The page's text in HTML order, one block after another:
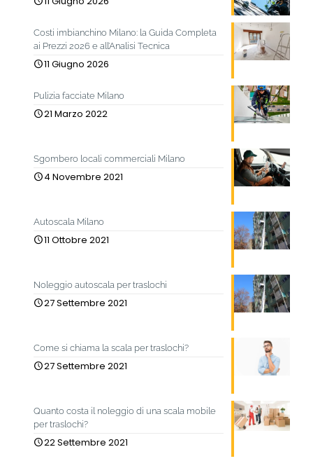
Costi imbianchino Milano: la Guida Completa
ai Prezzi 2026 e all’Analisi Tecnica
11 Giugno 2026
Pulizia facciate Milano
21 Marzo 2022
Sgombero locali commerciali Milano
4 Novembre 2021
Autoscala Milano
11 Ottobre 2021
Noleggio autoscala per traslochi
27 Settembre 2021
Come si chiama la scala per traslochi?
27 Settembre 2021
Quanto costa il noleggio di una scala mobile
per traslochi?
22 Settembre 2021